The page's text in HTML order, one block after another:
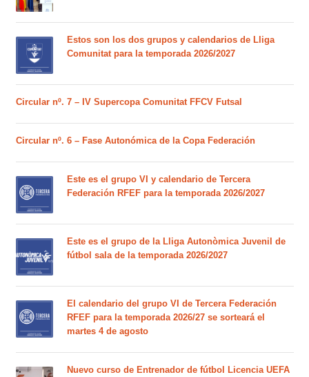
Estos son los dos grupos y calendarios de Lliga
Comunitat para la temporada 2026/2027
Circular nº. 7 – IV Supercopa Comunitat FFCV Futsal
Circular nº. 6 – Fase Autonómica de la Copa Federación
Este es el grupo VI y calendario de Tercera
Federación RFEF para la temporada 2026/2027
Este es el grupo de la Lliga Autonòmica Juvenil de
fútbol sala de la temporada 2026/2027
El calendario del grupo VI de Tercera Federación
RFEF para la temporada 2026/27 se sorteará el
martes 4 de agosto
Nuevo curso de Entrenador de fútbol Licencia UEFA